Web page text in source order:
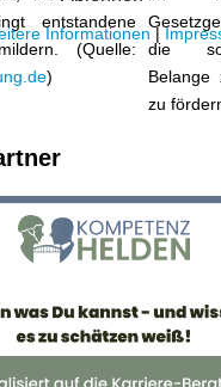
entstandene
(Quelle:
)
die
Belange
zu
Informationen|